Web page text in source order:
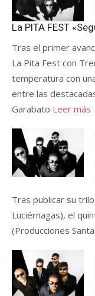
La PITA FEST
Tras el primer
La Pita Fest con
temperatura con
entre las
Garabato Leer más
Tras publicar su
Luciérnagas), el
(Producciones